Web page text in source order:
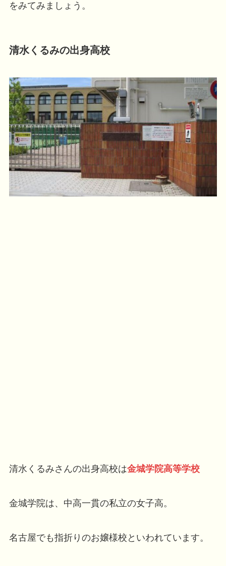
をみてみましょう。
清水くるみの出身高校
清水くるみさんの出身高校は金城学院高等学校
金城学院は、中高一貫の私立の女子高。
名古屋でも指折りのお嬢様校といわれています。